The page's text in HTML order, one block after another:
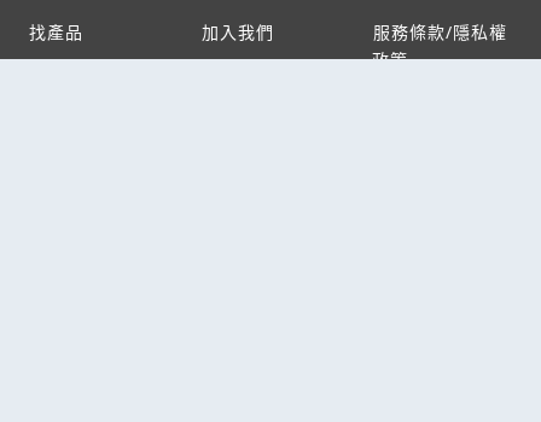
找產品
加入我們
服務條款/隱私權
政策